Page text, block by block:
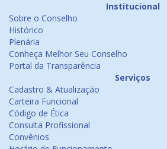
Institucional
Sobre o Conselho
Histórico
Plenária
Conheça Melhor Seu Conselho
Portal da Transparência
Serviços
Cadastro & Atualização
Carteira Funcional
Código de Ética
Consulta Profissional
Convênios